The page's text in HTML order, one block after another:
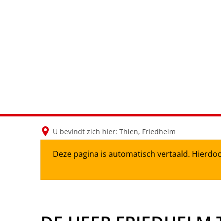
U bevindt zich hier: Thien, Friedhelm
Deze pagina is automatisch vertaald.